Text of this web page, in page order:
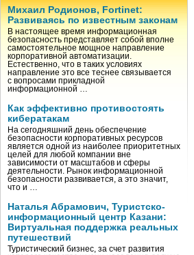
Михаил Родионов, Fortinet:
Развиваясь по известным законам
В настоящее время информационная
безопасность представляет собой вполне
самостоятельное мощное направление
корпоративной автоматизации.
Естественно, что в таких условиях
направление это все теснее связывается
с вопросами прикладной
информационной …
Как эффективно противостоять
кибератакам
На сегодняшний день обеспечение
безопасности корпоративных ресурсов
является одной из наиболее приоритетных
целей для любой компании вне
зависимости от масштабов и сферы
деятельности. Рынок информационной
безопасности развивается, а это значит,
что и …
Наталья Абрамович, Туристско-
информационный центр Казани:
Виртуальная поддержка реальных
путешествий
Туристический бизнес, за счет развития